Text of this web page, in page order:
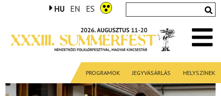
HU EN ES
PROGRAMOK JEGYVÁSÁRLÁS HELYSZÍNEK